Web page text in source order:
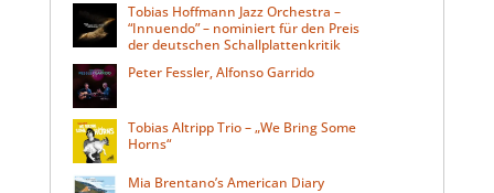
Tobias Hoffmann Jazz Orchestra –
“Innuendo” – nominiert für den Preis
der deutschen Schallplattenkritik
Peter Fessler, Alfonso Garrido
Tobias Altripp Trio – „We Bring Some
Horns“
Mia Brentano’s American Diary